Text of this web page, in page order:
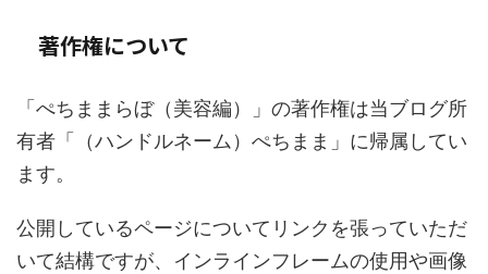
著作権について
「ぺちままらぼ（美容編）」の著作権は当ブログ所
有者「（ハンドルネーム）ぺちまま」に帰属してい
ます。
公開しているページについてリンクを張っていただ
いて結構ですが、インラインフレームの使用や画像